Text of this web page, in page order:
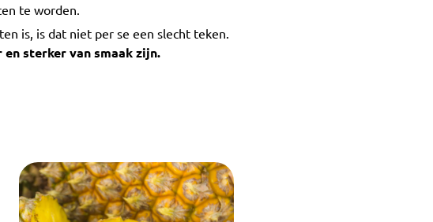
te worden.
is, is dat niet per se een slecht teken.
en sterker van smaak zijn.